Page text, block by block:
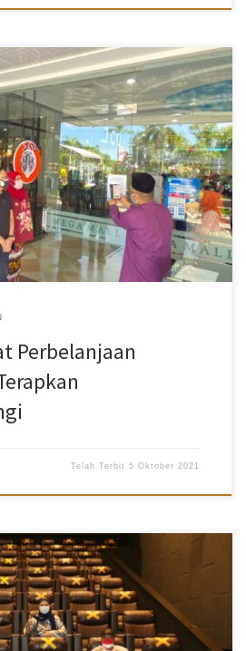
pusat perbelanjaan (mal) di Kota Batam
PeduliLindungi, salah satunya Mega
Dinas Kebudayaan dan Pariwisata
meninjau langsung kesiapan
(23/9/2021). Ardi menyampaikan
diizinkan beroperasi 50 persen mulai
aplikasi PeduliLindungi dan
lebih ketat. Hal ini tertuang dalam Surat
Nomor 53 Tahun 2021. “Kita ingin
mempersiapkannya (QR Code
Terdapat empat warna yang
aplikasi PeduliLindungi saat melakukan
Perbelanjaan
Telah Terbit5 Oktober 2021
Batam Mall akan dibuka untuk
9/2021). Sebelum dibuka,
melakukan pengecekan untuk
protokol kesehatan di bioskop CGV
9/2021). Pengecekan protokol